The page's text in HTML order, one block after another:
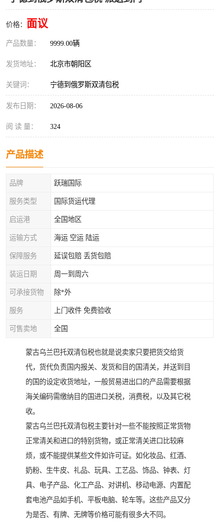
价格： 面议
产品数量： 9999.00辆
发货地址： 北京市朝阳区
关键词： 宁德到俄罗斯双清包税
发布日期： 2026-08-06
阅 读 量： 324
产品描述
品牌 跃瑞国际
服务类型 国际货运代理
启运港 全国地区
运输方式 海运 空运 陆运
保障服务 延误包赔 丢货包赔
装运日期 周一到周六
可承接货物 除*外
服务 上门收件 免费验收
可售卖地 全国
蒙古乌兰巴托双清包税也就是说卖家只要把货交给货
代，货代负责国内报关、发货和目的国清关，并送到目
的国的设定收货地址，一般贸易进出口的产品需要根据
海关编码需缴纳目的国进口关税，消费税，以及其它税
收。
蒙古乌兰巴托双清包税主要针对一些不能按照正常货物
正常清关和进口的特别货物，或正常清关进口比较麻
烦，或不能提供某些文件如许可证。如化妆品、红酒、
奶粉、生牛皮、礼品、玩具、工艺品、饰品、钟表、灯
具、电子产品、化工产品、对讲机、移动电源、内置配
套电池产品如手机、平板电脑、轮车等。这些产品又分
为是否、有牌、无牌等价格可能有很多大不同。